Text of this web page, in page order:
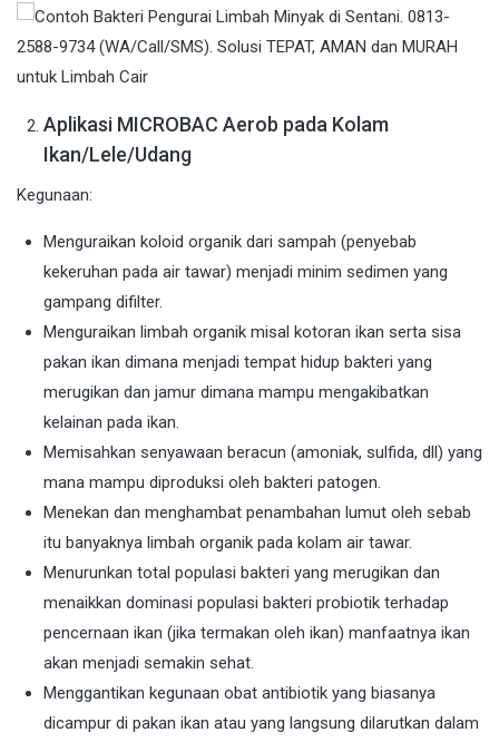
Aplikasi MICROBAC Aerob pada Kolam
Ikan/Lele/Udang
Kegunaan:
Menguraikan koloid organik dari sampah (penyebab
kekeruhan pada air tawar) menjadi minim sedimen yang
gampang difilter.
Menguraikan limbah organik misal kotoran ikan serta sisa
pakan ikan dimana menjadi tempat hidup bakteri yang
merugikan dan jamur dimana mampu mengakibatkan
kelainan pada ikan.
Memisahkan senyawaan beracun (amoniak, sulfida, dll) yang
mana mampu diproduksi oleh bakteri patogen.
Menekan dan menghambat penambahan lumut oleh sebab
itu banyaknya limbah organik pada kolam air tawar.
Menurunkan total populasi bakteri yang merugikan dan
menaikkan dominasi populasi bakteri probiotik terhadap
pencernaan ikan (jika termakan oleh ikan) manfaatnya ikan
akan menjadi semakin sehat.
Menggantikan kegunaan obat antibiotik yang biasanya
dicampur di pakan ikan atau yang langsung dilarutkan dalam